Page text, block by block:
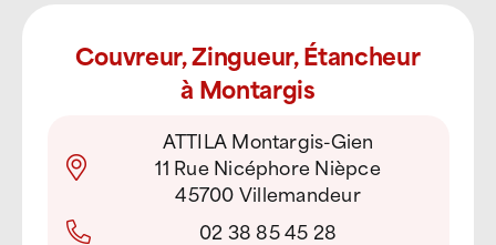
Couvreur, Zingueur, Étancheur
à Montargis
ATTILA Montargis-Gien
11 Rue Nicéphore Nièpce
45700 Villemandeur
02 38 85 45 28